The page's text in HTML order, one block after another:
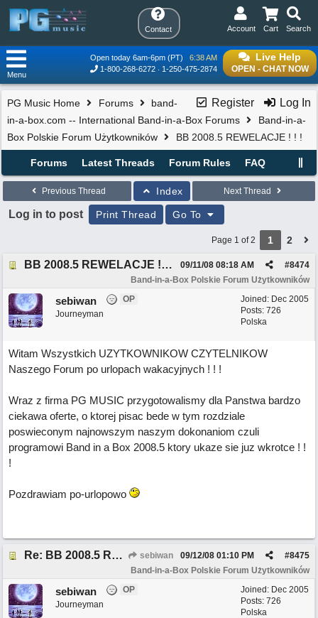
Contact Search
Cart
Account
Live Help
OPEN - CHAT NOW
Open today 6am-6pm (PT)
6:38 AM
1-800-268-6272
1-250-475-2874
Menu
Register Log In
PG Music Home Forums
band-
in-a-box.com -- International Band-in-a-Box Forums
Band-in-a-
Box Polskie Forum Użytkowników
BB 2008.5 REWELACJE ! ! !
Forums Latest Threads Forum Rules FAQ
Previous Thread Index Next Thread
Log in to post Print Thread Go To
Page 1 of 2 1 2
BB 2008.5 REWELACJE ! ! ! #8474
09/11/08 08:18 AM
Band-in-a-Box Polskie Forum Użytkowników
Joined: Dec 2005
Posts: 726
Polska
sebiwan
OP
Journeyman
Witam Wszystkich UZYTKOWNIKOW CZYTELNIKOW
Naszego Forum po urlopach wakacyjnych ! ! !
Wraz z firma PG MUSIC przygotowalismy dla Panstwa bardzo
ciekawa oferte, o ktorej pisac bede w tym rozdziale
poswieconym najnowszym naszym dokonaniom czuli
programowi Band in a Box 2008.5 ktory ukaze sie juz wkrotce ! !
!
Pozdrawiam po-urlopowo
Re: BB 2008.5 REWELACJE ! ! ! sebiwan #8475
09/12/08 01:10 PM
Band-in-a-Box Polskie Forum Użytkowników
Joined: Dec 2005
Posts: 726
Polska
sebiwan
OP
Journeyman